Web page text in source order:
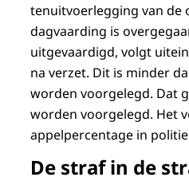
tenuitvoerlegging van de
dagvaarding is
uitgevaardigd, volgt
na verzet. Dit is minder
worden voorgelegd. Dat
worden voorgelegd. Het
appelpercentage in
De straf in de